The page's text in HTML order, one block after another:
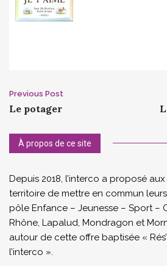
Post
navigation
Previous Post
Le potager
À propos de ce site
Depuis 2018, l’interco a proposé
territoire de mettre en commun
pôle Enfance – Jeunesse – Sport –
Rhône, Lapalud, Mondragon et
autour de cette offre baptisée «
l’interco ».